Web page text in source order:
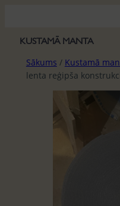
saturuKUSTAMĀ MANTA
Sākums / Kustamā
lenta reģipša